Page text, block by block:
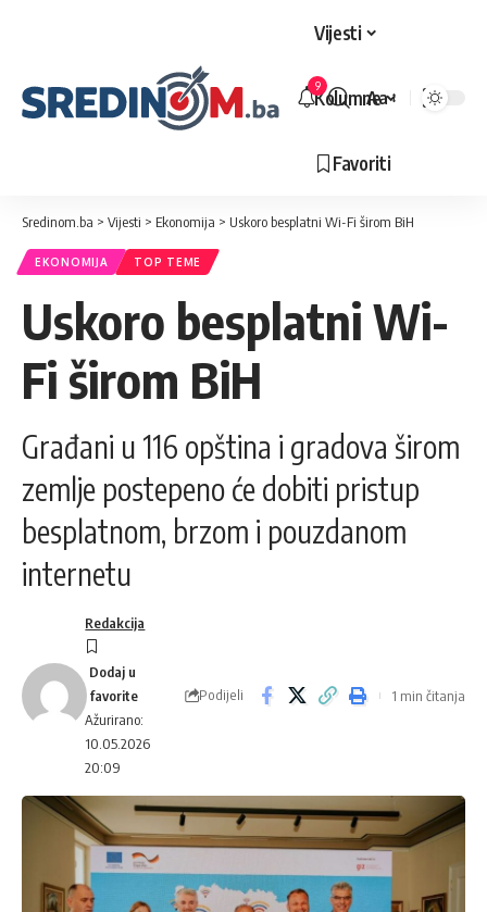
Vijesti
Kolumne
Favoriti
9
Veličina
Aa
Sredinom.ba > Vijesti > Ekonomija > Uskoro besplatni Wi-Fi širom BiH
EKONOMIJA TOP TEME
Uskoro besplatni Wi-
Fi širom BiH
Građani u 116 opština i gradova širom
zemlje postepeno će dobiti pristup
besplatnom, brzom i pouzdanom
internetu
Ažurirano:
10.05.2026
20:09
Redakcija
Podijeli 1 min čitanja